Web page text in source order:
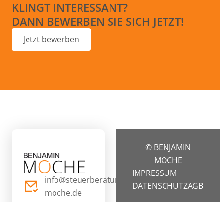
KLINGT INTERESSANT?
DANN BEWERBEN SIE SICH JETZT!
Jetzt bewerben
info@steuerberatung-
moche.de
© BENJAMIN
MOCHE
IMPRESSUM
DATENSCHUTZAGB